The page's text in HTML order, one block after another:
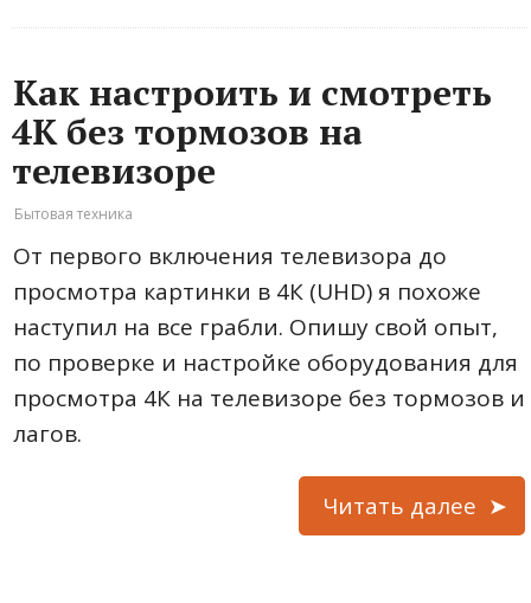
Как настроить и смотреть
4К без тормозов на
телевизоре
Бытовая техника
От первого включения телевизора до
просмотра картинки в 4К (UHD) я похоже
наступил на все грабли. Опишу свой опыт,
по проверке и настройке оборудования для
просмотра 4К на телевизоре без тормозов и
лагов.
Читать далее